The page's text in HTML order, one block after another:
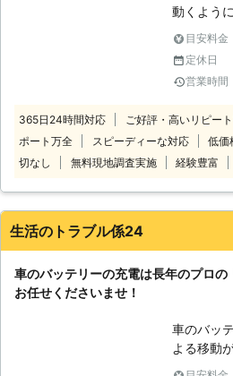
にでも運
努めさせ
ッテリー
利用くだ
す！ご相
「これっ
うときはご連
域は出張
神奈川・
しており、
ッテリー
応してい
点検や車
の調子が
てくれな
動くよう
だけ安く
くれる業
きは株式
さい！ 車が動かないお客様のもとに
ジンがか
ッテリー
決します。 国産乗用車の対応のみに
費無料の
よ！近郊
りにお困
目安料金
定休日
営業時間
365日24時間対応 ご好評・高いリピー
ポート万全
スピーディーな対応 低価
切なし
無料現地調査実施 経験豊富
生活のトラブル係24
車のバッテリーの充電は長年のプロ
お任せくださいませ！
車のバッ
よる移動
とても大